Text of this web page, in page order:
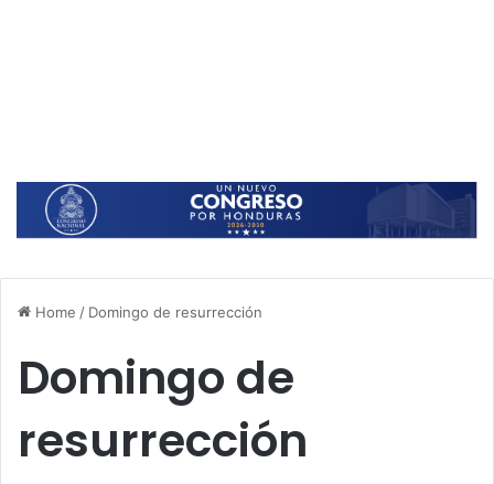
Home / Domingo de resurrección
Domingo de
resurrección